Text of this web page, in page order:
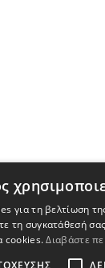
για τη βελτίωση
τη συγκατάθεσή
cookies. Διαβάστε